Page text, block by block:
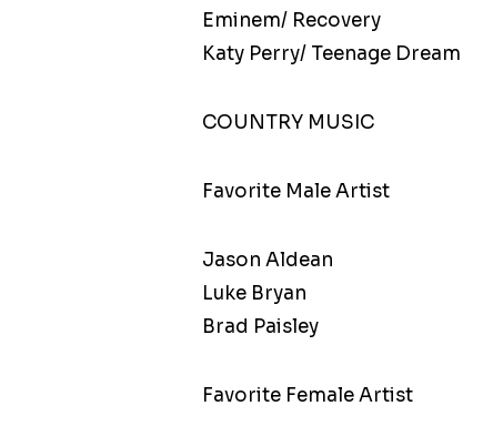
Eminem/ Recovery
Katy Perry/ Teenage Dream
COUNTRY MUSIC
Favorite Male Artist
Jason Aldean
Luke Bryan
Brad Paisley
Favorite Female Artist